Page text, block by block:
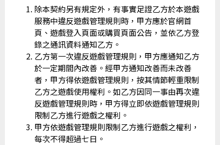
除本契約另有規定外，有事實足證乙方於本遊戲
服務中違反遊戲管理規則時，甲方應於官網首
頁、遊戲登入頁面或購買頁面公告，並依乙方登
錄之通訊資料通知乙方。
乙方第一次違反遊戲管理規則，甲方應通知乙方
於一定期間內改善。經甲方通知改善而未改善
者，甲方得依遊戲管理規則，按其情節輕重限制
乙方之遊戲使用權利。如乙方因同一事由再次違
反遊戲管理規則時，甲方得立即依遊戲管理規則
限制乙方進行遊戲之權利。
甲方依遊戲管理規則限制乙方進行遊戲之權利，
每次不得超過七日。